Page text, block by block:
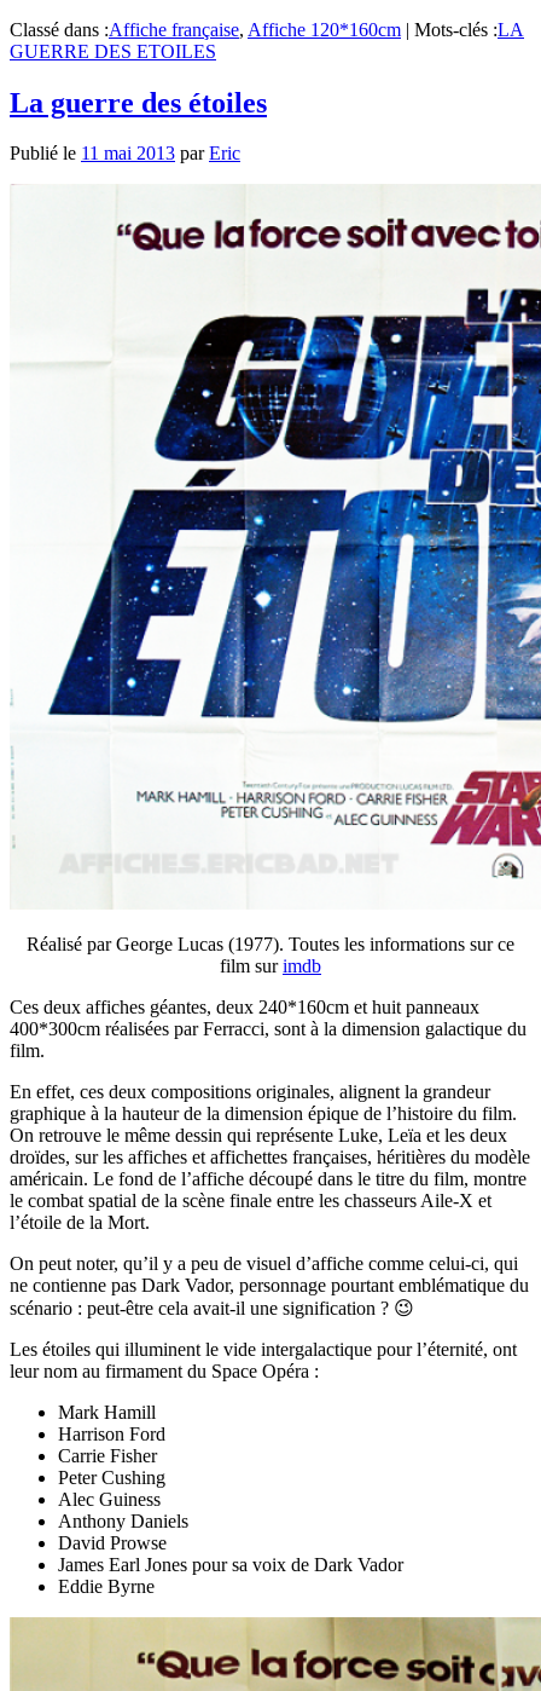
Classé dans :Affiche française, Affiche 120*160cm | Mots-clés :LA
GUERRE DES ETOILES
La guerre des étoiles
Publié le 11 mai 2013 parEric
Réalisé par George Lucas (1977). Toutes les informations sur ce
film surimdb
Ces deux affiches géantes, deux 240*160cm et huit panneaux
400*300cm réalisées par Ferracci, sont à la dimension galactique du
film.
En effet, ces deux compositions originales, alignent la grandeur
graphique à la hauteur de la dimension épique de l’histoire du film.
On retrouve le même dessin qui représente Luke, Leïa et les deux
droïdes, sur les affiches et affichettes françaises, héritières du modèle
américain. Le fond de l’affiche découpé dans le titre du film, montre
le combat spatial de la scène finale entre les chasseurs Aile-X et
l’étoile de la Mort.
On peut noter, qu’il y a peu de visuel d’affiche comme celui-ci, qui
ne contienne pas Dark Vador, personnage pourtant emblématique du
scénario : peut-être cela avait-il une signification ? 😉
Les étoiles qui illuminent le vide intergalactique pour l’éternité, ont
leur nom au firmament du Space Opéra :
Mark Hamill
Harrison Ford
Carrie Fisher
Peter Cushing
Alec Guiness
Anthony Daniels
David Prowse
James Earl Jones pour sa voix de Dark Vador
Eddie Byrne